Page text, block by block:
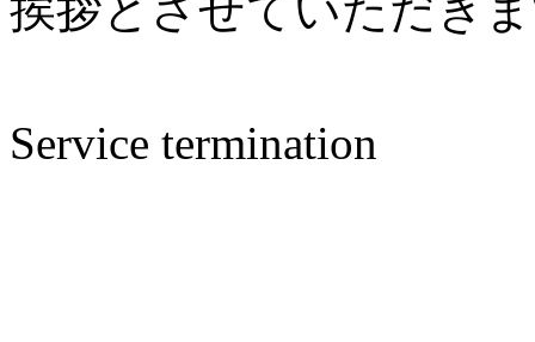
Service termination